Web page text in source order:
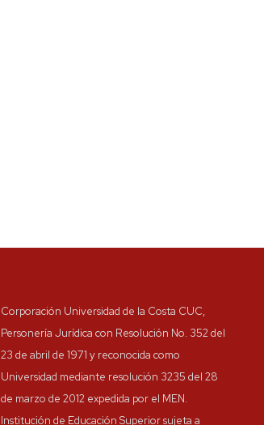
Corporación Universidad de la Costa CUC,
Personería Jurídica con Resolución No. 352 del
23 de abril de 1971 y reconocida como
Universidad mediante resolución 3235 del 28
de marzo de 2012 expedida por el MEN.
Institución de Educación Superior sujeta a